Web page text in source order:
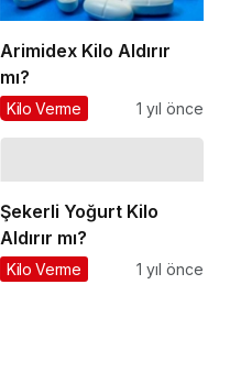
Arimidex Kilo Aldırır
mı?
Kilo Verme 1 yıl önce
Şekerli Yoğurt Kilo
Aldırır mı?
Kilo Verme 1 yıl önce